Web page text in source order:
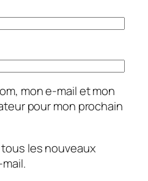
mon e-mail et mon
pour mon prochain
les nouveaux